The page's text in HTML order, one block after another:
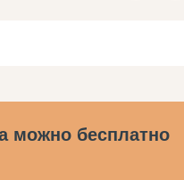
можно бесплатно